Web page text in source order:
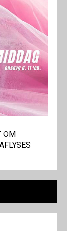
OM